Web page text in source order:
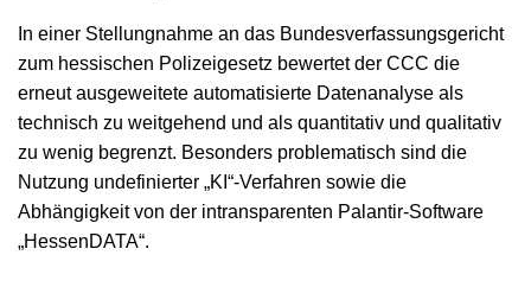
In einer Stellungnahme an das Bundesverfassungsgericht
zum hessischen Polizeigesetz bewertet der CCC die
erneut ausgeweitete automatisierte Datenanalyse als
technisch zu weitgehend und als quantitativ und qualitativ
zu wenig begrenzt. Besonders problematisch sind die
Nutzung undefinierter „KI“-Verfahren sowie die
Abhängigkeit von der intransparenten Palantir-Software
„HessenDATA“.